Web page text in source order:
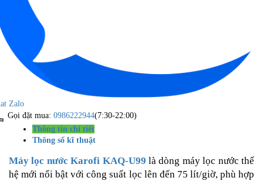
Zalo
Gọi đặt mua: 0986222944(7:30-22:00)
Thông tin chi tiết
Thông số kĩ thuật
Máy lọc nước Karofi KAQ-U99 là dòng máy lọc nước thế
hệ mới nổi bật với công suất lọc lên đến 75 lít/giờ, phù hợp